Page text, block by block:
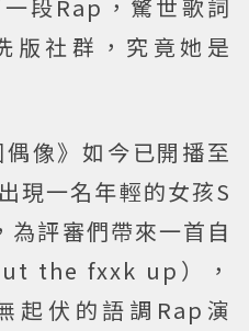
段Rap，驚世歌詞
版社群，究竟她是
像》如今已開播至
現一名年輕的女孩S
評審們帶來一首自
the fxxk up），
起伏的語調Rap演